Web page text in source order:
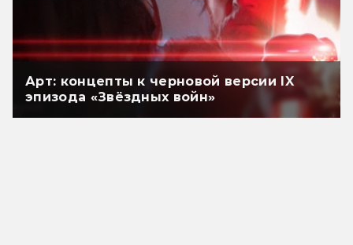
Арт: концепты к черновой версии IX
эпизода «Звёздных войн»